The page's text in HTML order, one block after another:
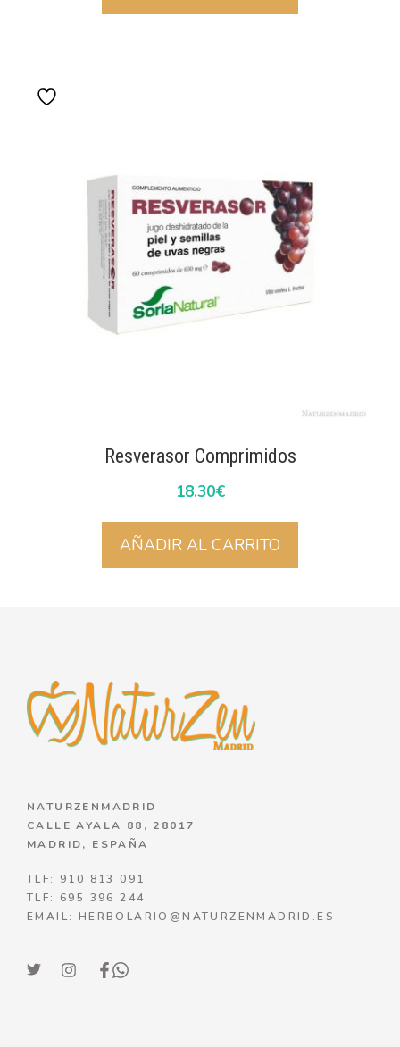
Resverasor Comprimidos
18.30€
AÑADIR AL CARRITO
NATURZENMADRID
CALLE AYALA 88, 28017
MADRID, ESPAÑA
TLF: 910 813 091
TLF: 695 396 244
EMAIL: HERBOLARIO@NATURZENMADRID.ES